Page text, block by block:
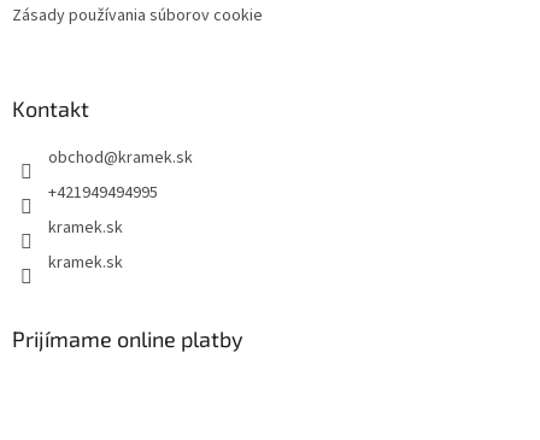
Zásady používania súborov cookie
Kontakt
obchod@kramek.sk
+421949494995
kramek.sk
kramek.sk
Prijímame online platby